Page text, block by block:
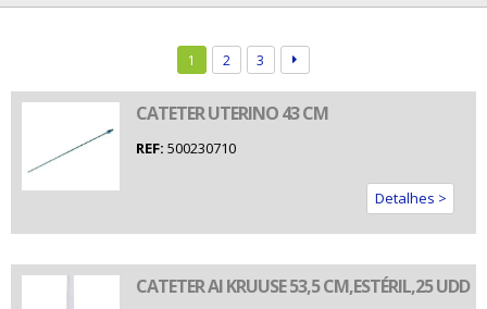
1 2 3
CATETER UTERINO 43 CM
REF: 500230710
Detalhes >
CATETER AI KRUUSE 53,5 CM,ESTÉRIL,25 UDD